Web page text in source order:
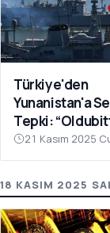
Türkiye'den
Yunanistan'a
Tepki:
Kabul
Çabaları
21 Kasım 2025
18 KASIM 2025